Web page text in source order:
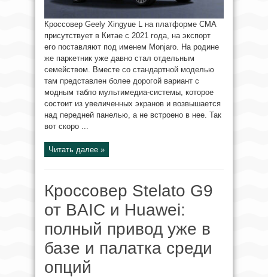
Кроссовер Geely Xingyue L на платформе CMA
присутствует в Китае с 2021 года, на экспорт
его поставляют под именем Monjaro. На родине
же паркетник уже давно стал отдельным
семейством. Вместе со стандартной моделью
там представлен более дорогой вариант с
модным табло мультимедиа-системы, которое
состоит из увеличенных экранов и возвышается
над передней панелью, а не встроено в нее. Так
вот скоро ...
Читать далее »
Кроссовер Stelato G9
от BAIC и Huawei:
полный привод уже в
базе и палатка среди
опций